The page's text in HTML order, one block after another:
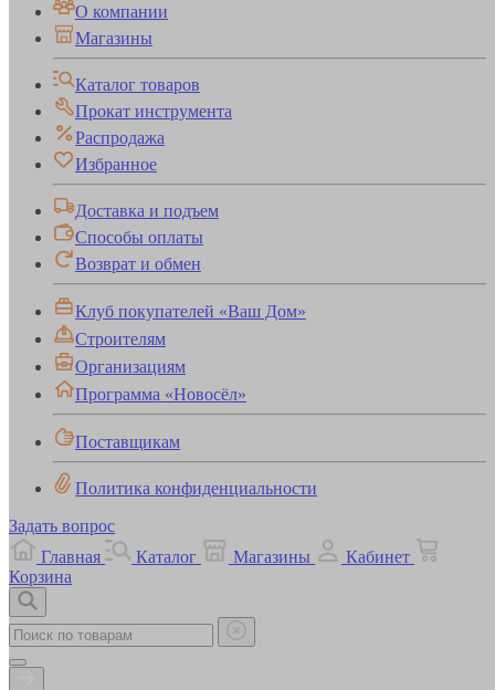
О компании
Магазины
Каталог товаров
Прокат инструмента
Распродажа
Избранное
Доставка и подъем
Способы оплаты
Возврат и обмен
Клуб покупателей «Ваш Дом»
Строителям
Организациям
Программа «Новосёл»
Поставщикам
Политика конфиденциальности
Задать вопрос
Главная
Каталог Магазины
Кабинет
Корзина